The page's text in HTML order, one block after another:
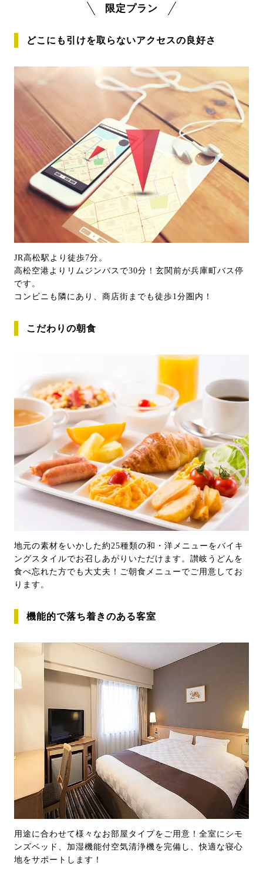
限定プラン
どこにも引けを取らないアクセスの良好さ
JR高松駅より徒歩7分。
高松空港よりリムジンバスで30分！玄関前が兵庫町バス停
です。
コンビニも隣にあり、商店街までも徒歩1分圏内！
こだわりの朝食
地元の素材をいかした約25種類の和・洋メニューをバイキ
ングスタイルでお召しあがりいただけます。讃岐うどんを
食べ忘れた方でも大丈夫！ご朝食メニューでご用意してお
ります。
機能的で落ち着きのある客室
用途に合わせて様々なお部屋タイプをご用意！全室にシモ
ンズベッド、加湿機能付空気清浄機を完備し、快適な寝心
地をサポートします！